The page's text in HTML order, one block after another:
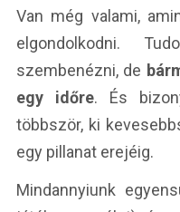
Van még valami,
elgondolkodni.
szembenézni, de
egy időre. És
többször, ki
egy pillanat erejéig.
Mindannyiunk